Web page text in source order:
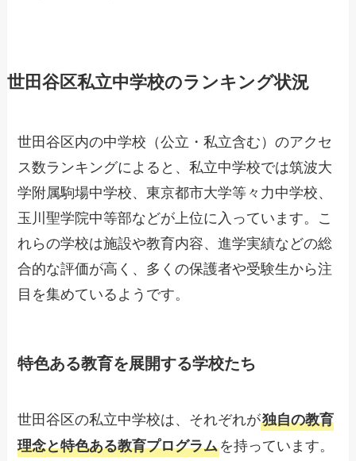
世田谷区私立中学校のランキング状況
世田谷区内の中学校（公立・私立含む）のアクセ
ス数ランキングによると、私立中学校では筑波大
学附属駒場中学校、東京都市大学等々力中学校、
玉川聖学院中等部などが上位に入っています。こ
れらの学校は施設や教育内容、進学実績などの総
合的な評価が高く、多くの保護者や受験生から注
目を集めているようです。
特色ある教育を展開する学校たち
世田谷区の私立中学校は、それぞれが独自の教育
理念と特色ある教育プログラムを持っています。